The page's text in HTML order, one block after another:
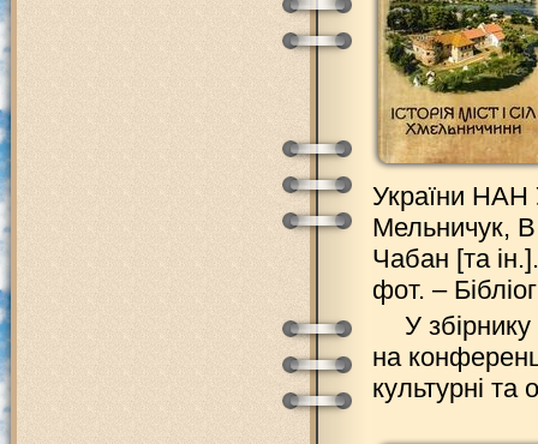
України НАН
Мельничук,
Чабан [та
фот. –
У
на
культурні та